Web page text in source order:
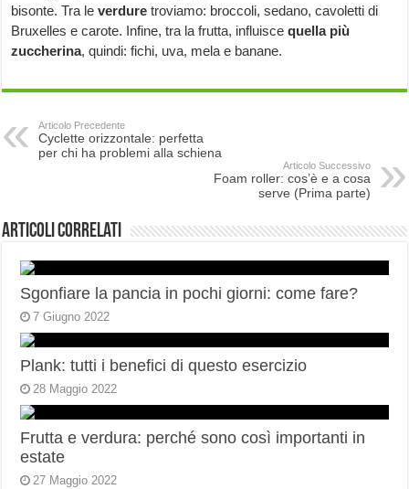
bisonte. Tra leverdure troviamo: broccoli, sedano, cavoletti di
Bruxelles e carote. Infine, tra la frutta, influiscequella più
zuccherina, quindi: fichi, uva, mela e banane.
Articolo Precedente
Cyclette orizzontale: perfetta
per chi ha problemi alla schiena
Articolo Successivo
Foam roller: cos’è e a cosa
serve (Prima parte)
Articoli correlati
Sgonfiare la pancia in pochi giorni: come fare?
7 Giugno 2022
Plank: tutti i benefici di questo esercizio
28 Maggio 2022
Frutta e verdura: perché sono così importanti in
estate
27 Maggio 2022